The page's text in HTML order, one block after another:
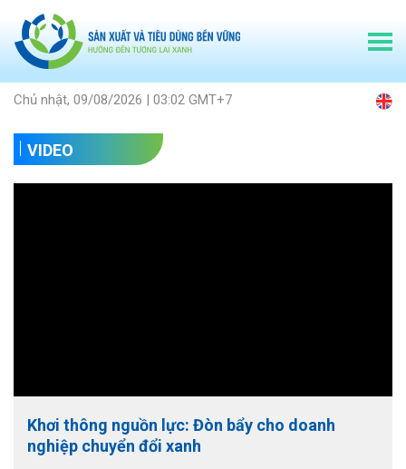
Chủ nhật, 09/08/2026 | 03:02 GMT+7
VIDEO
Khơi thông nguồn lực: Đòn bẩy cho doanh
nghiệp chuyển đổi xanh